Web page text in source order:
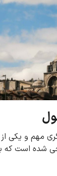
مهم و یکی
شده است